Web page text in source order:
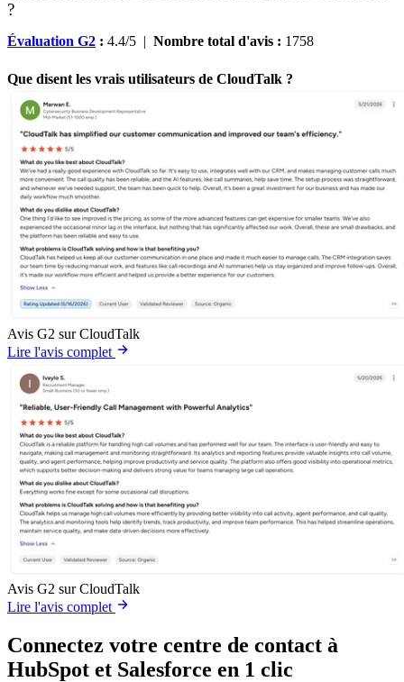
?
Évaluation G2 : 4.4/5 | Nombre total d'avis : 1758
Que disent les vrais utilisateurs de CloudTalk ?
Avis G2 sur CloudTalk
Lire l'avis complet
Avis G2 sur CloudTalk
Lire l'avis complet
Connectez votre centre de contact à
HubSpot et Salesforce en 1 clic